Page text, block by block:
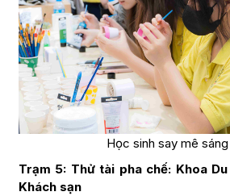
Học sinh say mê
Trạm 5: Thử tài pha chế: Khoa
Khách sạn